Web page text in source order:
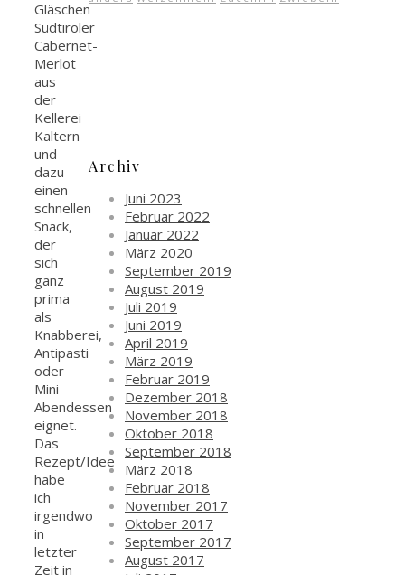
Gläschen
Südtiroler
Cabernet-
Merlot
aus
der
Kellerei
Kaltern
und
dazu
einen
schnellen
Snack,
der
sich
ganz
prima
als
Knabberei,
Antipasti
oder
Mini-
Abendessen
eignet.
Das
Rezept/Idee
habe
ich
irgendwo
in
letzter
Zeit in
Archiv
Juni 2023
Februar 2022
Januar 2022
März 2020
September 2019
August 2019
Juli 2019
Juni 2019
April 2019
März 2019
Februar 2019
Dezember 2018
November 2018
Oktober 2018
September 2018
März 2018
Februar 2018
November 2017
Oktober 2017
September 2017
August 2017